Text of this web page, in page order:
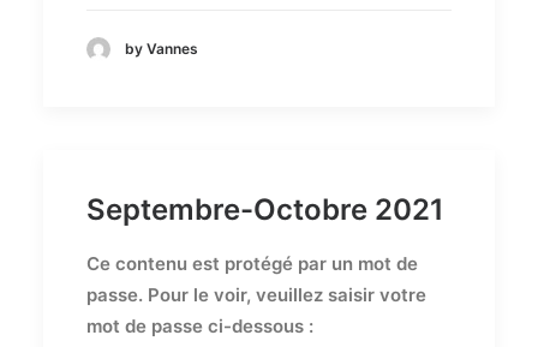
by Vannes
Septembre-Octobre 2021
Ce contenu est protégé par un mot de
passe. Pour le voir, veuillez saisir votre
mot de passe ci-dessous :